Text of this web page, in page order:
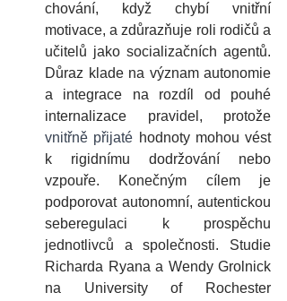
chování, když chybí vnitřní
motivace, a zdůrazňuje roli rodičů a
učitelů jako socializačních agentů.
Důraz klade na význam autonomie
a integrace na rozdíl od pouhé
vnitřně přijaté hodnoty mohou vést
k rigidnímu dodržování nebo
vzpouře. Konečným cílem je
podporovat autonomní, autentickou
seberegulaci k prospěchu
jednotlivců a společnosti. Studie
Richarda Ryana a Wendy Grolnick
na University of Rochester